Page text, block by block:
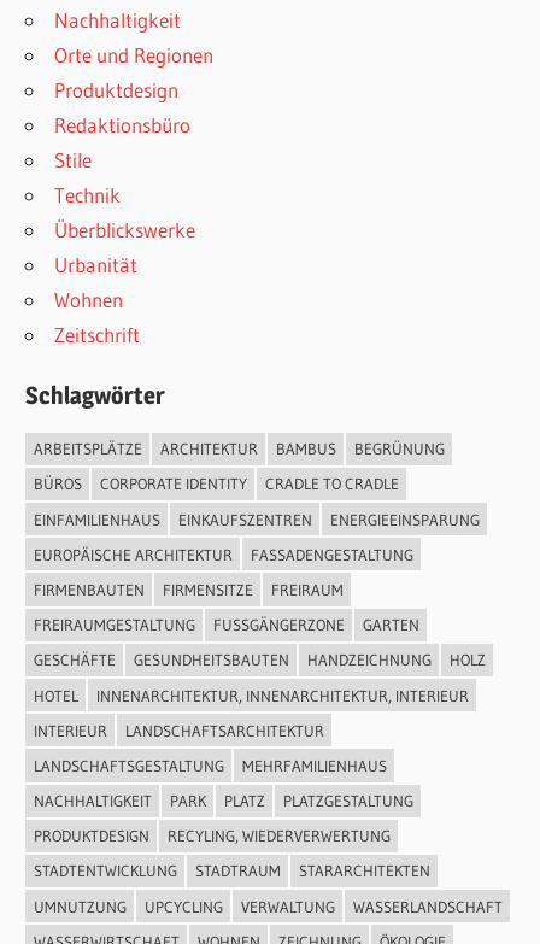
Nachhaltigkeit
Orte und Regionen
Produktdesign
Redaktionsbüro
Stile
Technik
Überblickswerke
Urbanität
Wohnen
Zeitschrift
Schlagwörter
ARBEITSPLÄTZE ARCHITEKTUR BAMBUS
BEGRÜNUNG
BÜROS
CORPORATE IDENTITY
CRADLE TO CRADLE
EINFAMILIENHAUS
EINKAUFSZENTREN
ENERGIEEINSPARUNG
EUROPÄISCHE ARCHITEKTUR
FASSADENGESTALTUNG
FIRMENBAUTEN
FIRMENSITZE
FREIRAUM
FREIRAUMGESTALTUNG
FUSSGÄNGERZONE
GARTEN
GESCHÄFTE
GESUNDHEITSBAUTEN HANDZEICHNUNG
HOLZ
HOTEL
INNENARCHITEKTUR, INNENARCHITEKTUR, INTERIEUR
INTERIEUR
LANDSCHAFTSARCHITEKTUR
LANDSCHAFTSGESTALTUNG
MEHRFAMILIENHAUS
NACHHALTIGKEIT
PARK PLATZ
PLATZGESTALTUNG
PRODUKTDESIGN
RECYLING, WIEDERVERWERTUNG
STADTENTWICKLUNG
STADTRAUM
STARARCHITEKTEN
UMNUTZUNG
UPCYCLING VERWALTUNG
WASSERLANDSCHAFT